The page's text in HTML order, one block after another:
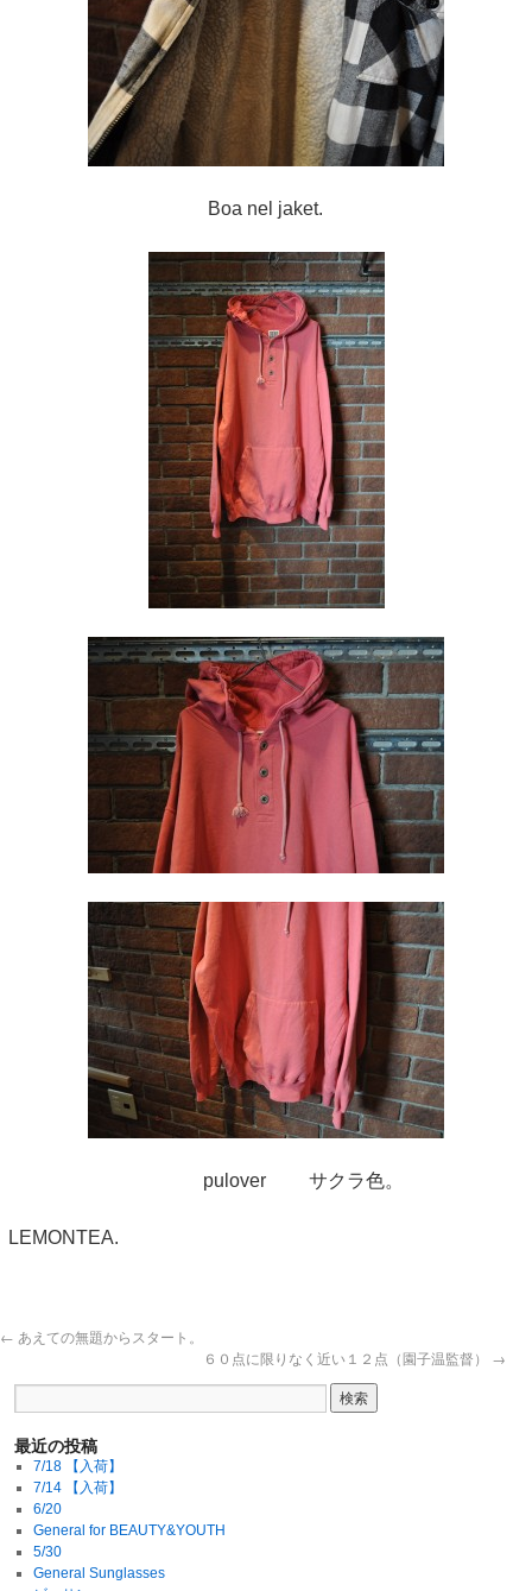
Boa nel jaket.
pulover サクラ色。
LEMONTEA.
← あえての無題からスタート。
６０点に限りなく近い１２点（園子温監督） →
最近の投稿
7/18 【入荷】
7/14 【入荷】
6/20
General for BEAUTY&YOUTH
5/30
General Sunglasses